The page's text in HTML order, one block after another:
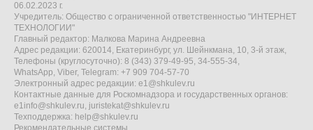
06.02.2023 г.
Учредитель: Общество с ограниченной ответственностью "ИНТЕРНЕТ
ТЕХНОЛОГИИ"
Главный редактор: Малкова Марина Андреевна
Адрес редакции: 620014, Екатеринбург, ул. Шейнкмана, 10, 3-й этаж,
Телефоны (круглосуточно): 8 (343) 379-49-95, 34-555-34,
WhatsApp, Viber, Telegram: +7 909 704-57-70
Электронный адрес редакции: e1@shkulev.ru
Контактные данные для Роскомнадзора и государственных органов:
e1info@shkulev.ru, juristekat@shkulev.ru
Техподдержка: help@shkulev.ru
Рекомендательные системы